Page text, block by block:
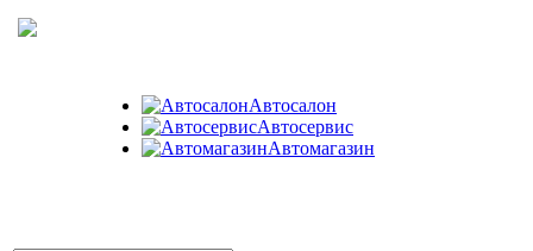
Автосалон
Автосервис
Автомагазин